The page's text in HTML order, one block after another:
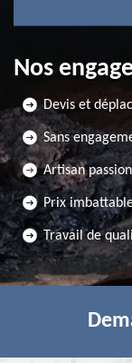
Nos
Devis et
Sans
Artisan
Prix
Travail de